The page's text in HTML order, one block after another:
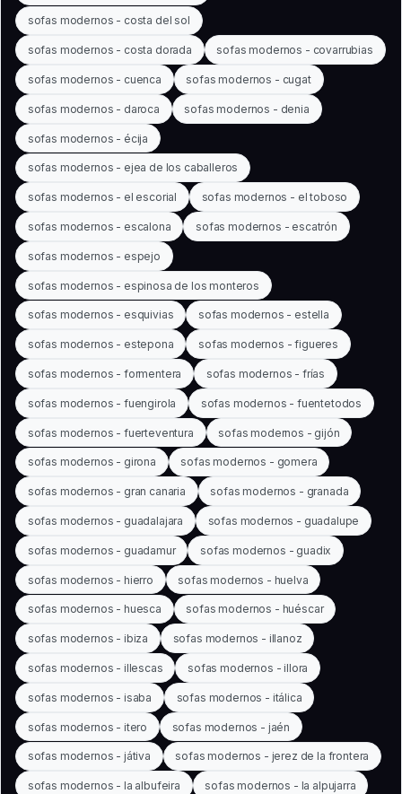
sofas modernos - costa del sol
sofas modernos - costa dorada sofas modernos - covarrubias
sofas modernos - cuenca sofas modernos - cugat
sofas modernos - daroca sofas modernos - denia
sofas modernos - écija
sofas modernos - ejea de los caballeros
sofas modernos - el escorial sofas modernos - el toboso
sofas modernos - escalona sofas modernos - escatrón
sofas modernos - espejo
sofas modernos - espinosa de los monteros
sofas modernos - esquivias sofas modernos - estella
sofas modernos - estepona sofas modernos - figueres
sofas modernos - formentera sofas modernos - frías
sofas modernos - fuengirola sofas modernos - fuentetodos
sofas modernos - fuerteventura sofas modernos - gijón
sofas modernos - girona sofas modernos - gomera
sofas modernos - gran canaria sofas modernos - granada
sofas modernos - guadalajara sofas modernos - guadalupe
sofas modernos - guadamur sofas modernos - guadix
sofas modernos - hierro sofas modernos - huelva
sofas modernos - huesca sofas modernos - huéscar
sofas modernos - ibiza sofas modernos - illanoz
sofas modernos - illescas sofas modernos - illora
sofas modernos - isaba sofas modernos - itálica
sofas modernos - itero sofas modernos - jaén
sofas modernos - játiva sofas modernos - jerez de la frontera
sofas modernos - la albufeira sofas modernos - la alpujarra